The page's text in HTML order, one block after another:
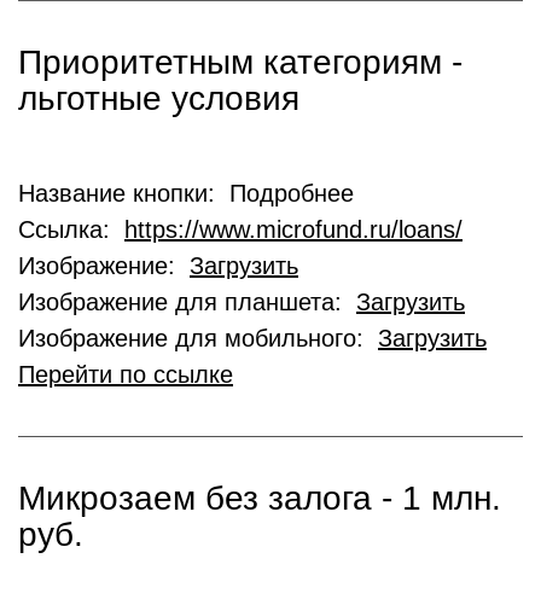
Приоритетным категориям -
льготные условия
Название кнопки: Подробнее
Ссылка:
https://www.microfund.ru/loans/
Изображение: Загрузить
Изображение для планшета: Загрузить
Изображение для мобильного: Загрузить
Перейти по ссылке
Микрозаем без залога - 1 млн.
руб.